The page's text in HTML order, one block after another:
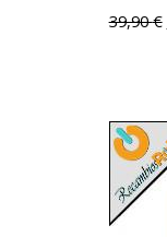
39,90€